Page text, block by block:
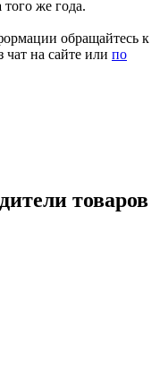
того же года.
обращайтесь к
на сайте или по
товаров